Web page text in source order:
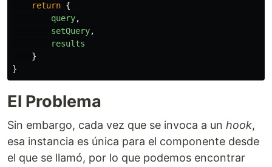
return {
query,
setQuery,
results
}
}
El Problema
Sin embargo, cada vez que se invoca a un hook,
esa instancia es única para el componente desde
el que se llamó, por lo que podemos encontrar